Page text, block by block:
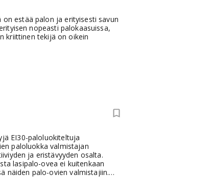
estää palon ja erityisesti savun
nopeasti palokaasuissa,
kriittinen tekijä on oikein
EI30-paloluokiteltuja
paloluokka valmistajan
ja eristävyyden osalta.
lasipalo-ovea ei kuitenkaan
näiden palo-ovien valmistajiin.